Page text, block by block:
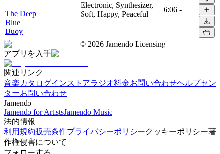
The Deep
Blue
Buoy
Electronic, Synthesizer,
Soft, Happy, Peaceful
6:06 -
© 2026 Jamendo Licensing
アプリを入手
関連リンク
音楽カタログインストアラジオ料金お問い合わせヘルプセン
ターお問い合わせ
Jamendo
Jamendo for ArtistsJamendo Music
法的情報
利用規約販売条件プライバシーポリシークッキーポリシー著
作権侵害について
フォローする